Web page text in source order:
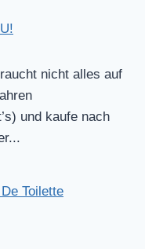
nicht alles auf
und kaufe nach
Toilette